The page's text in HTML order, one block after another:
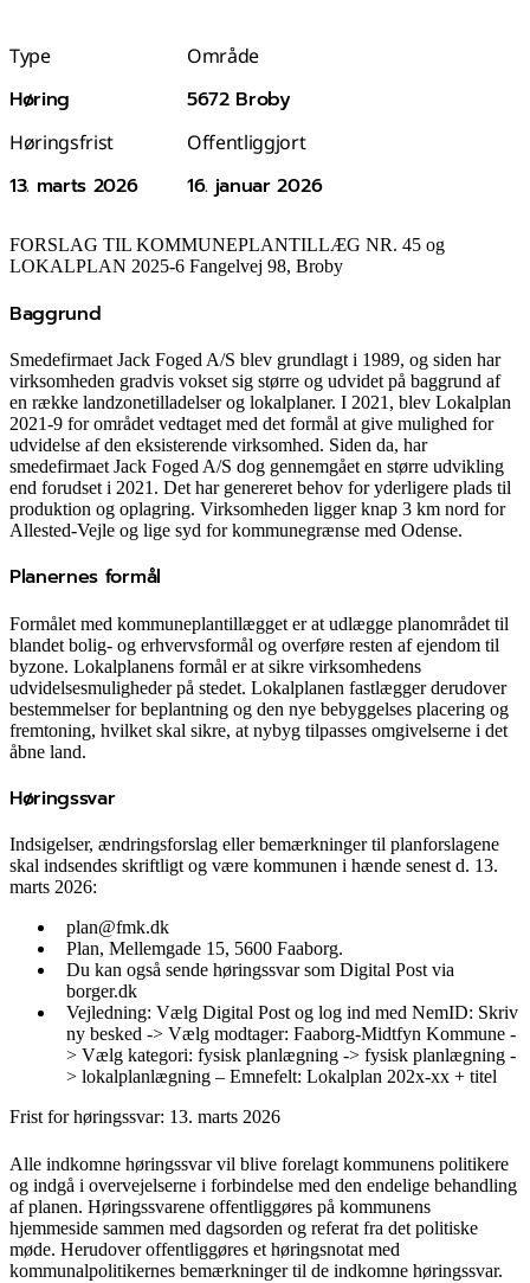
Type
Høring
Område
5672 Broby
Høringsfrist
13. marts 2026
Offentliggjort
16. januar 2026
FORSLAG TIL KOMMUNEPLANTILLÆG NR. 45 og
LOKALPLAN 2025-6 Fangelvej 98, Broby
Baggrund
Smedefirmaet Jack Foged A/S blev grundlagt i 1989, og siden har
virksomheden gradvis vokset sig større og udvidet på baggrund af
en række landzonetilladelser og lokalplaner. I 2021, blev Lokalplan
2021-9 for området vedtaget med det formål at give mulighed for
udvidelse af den eksisterende virksomhed. Siden da, har
smedefirmaet Jack Foged A/S dog gennemgået en større udvikling
end forudset i 2021. Det har genereret behov for yderligere plads til
produktion og oplagring. Virksomheden ligger knap 3 km nord for
Allested-Vejle og lige syd for kommunegrænse med Odense.
Planernes formål
Formålet med kommuneplantillægget er at udlægge planområdet til
blandet bolig- og erhvervsformål og overføre resten af ejendom til
byzone. Lokalplanens formål er at sikre virksomhedens
udvidelsesmuligheder på stedet. Lokalplanen fastlægger derudover
bestemmelser for beplantning og den nye bebyggelses placering og
fremtoning, hvilket skal sikre, at nybyg tilpasses omgivelserne i det
åbne land.
Høringssvar
Indsigelser, ændringsforslag eller bemærkninger til planforslagene
skal indsendes skriftligt og være kommunen i hænde senest d. 13.
marts 2026:
plan@fmk.dk
Plan, Mellemgade 15, 5600 Faaborg.
Du kan også sende høringssvar som Digital Post via
borger.dk
Vejledning: Vælg Digital Post og log ind med NemID: Skriv
ny besked -> Vælg modtager: Faaborg-Midtfyn Kommune -
> Vælg kategori: fysisk planlægning -> fysisk planlægning -
> lokalplanlægning – Emnefelt: Lokalplan 202x-xx + titel
Frist for høringssvar: 13. marts 2026
Alle indkomne høringssvar vil blive forelagt kommunens politikere
og indgå i overvejelserne i forbindelse med den endelige behandling
af planen. Høringssvarene offentliggøres på kommunens
hjemmeside sammen med dagsorden og referat fra det politiske
møde. Herudover offentliggøres et høringsnotat med
kommunalpolitikernes bemærkninger til de indkomne høringssvar.